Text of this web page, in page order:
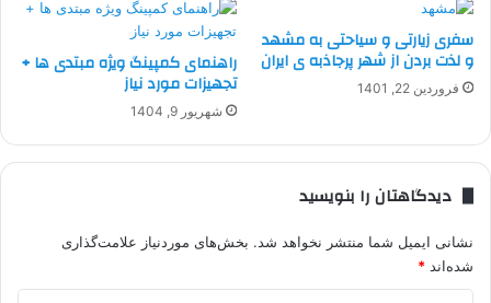
سفری زیارتی و سیاحتی به مشهد
و لذت بردن از شهر پرجاذبه ی ایران
فروردین 22, 1401
راهنمای کمپینگ ویژه مبتدی ها +
تجهیزات مورد نیاز
شهریور 9, 1404
دیدگاهتان را بنویسید
نشانی ایمیل شما منتشر نخواهد شد. بخش‌های موردنیاز علامت‌گذاری
شده‌اند *